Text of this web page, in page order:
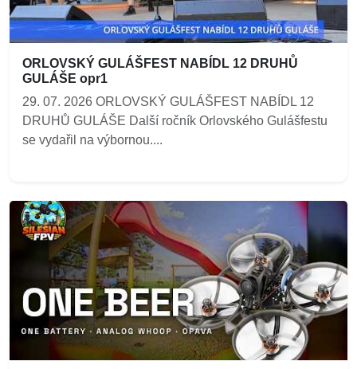
ORLOVSKÝ GULÁŠFEST NABÍDL 12 DRUHŮ
GULÁŠE opr1
29. 07. 2026 ORLOVSKÝ GULÁŠFEST NABÍDL 12
DRUHŮ GULÁŠE Další ročník Orlovského Gulášfestu
se vydařil na výbornou....